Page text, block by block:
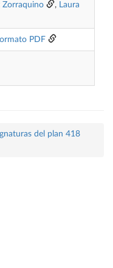
Zorraquino
, Laura
PDF
del plan 418